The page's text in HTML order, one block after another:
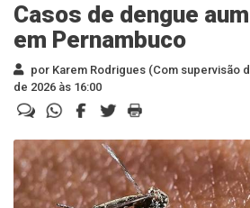
Casos de dengue
em Pernambuco
por Karem Rodrigues (Com supervisão
de 2026 às 16:00